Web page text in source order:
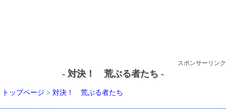
スポンサーリンク
- 対決！ 荒ぶる者たち -
トップページ > 対決！ 荒ぶる者たち